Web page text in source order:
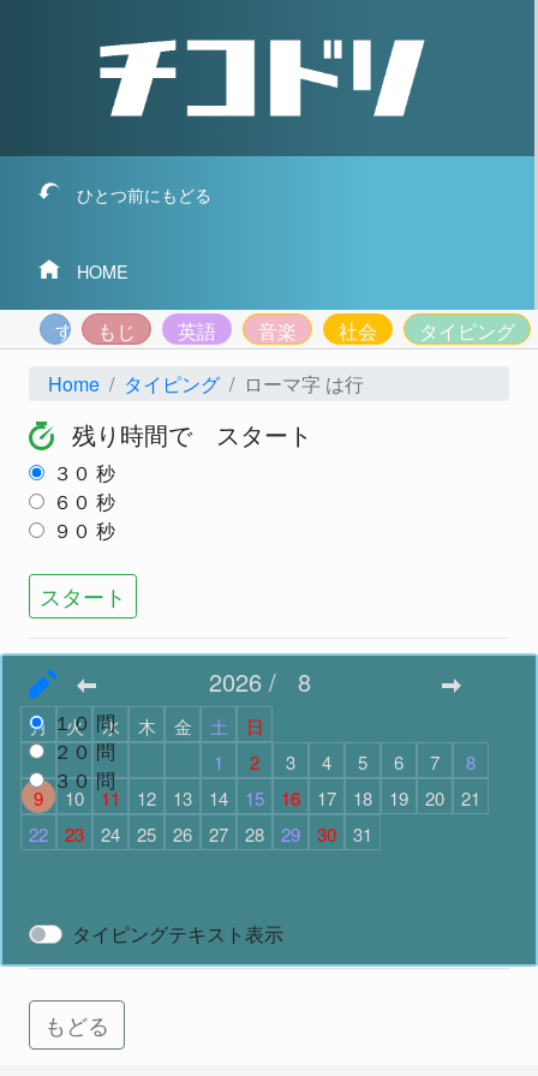
ひとつ前にもどる
HOME
2026 / 8
月 火 水 木 金 土
日
1
2 3 4 5 6 7
8
9
10 11 12 13 14 15 16 17 18 19 20
21
22
23 24 25 26 27 28 29 30 31
すうじもじ 英語 音楽 社会
タイピング
Home
タイピング ローマ字 は行
残り時間で スタート
３０ 秒
６０ 秒
９０ 秒
スタート
問題数 で スタート
１０ 問
２０問
３０問
スタート
タイピングテキスト表示
もどる